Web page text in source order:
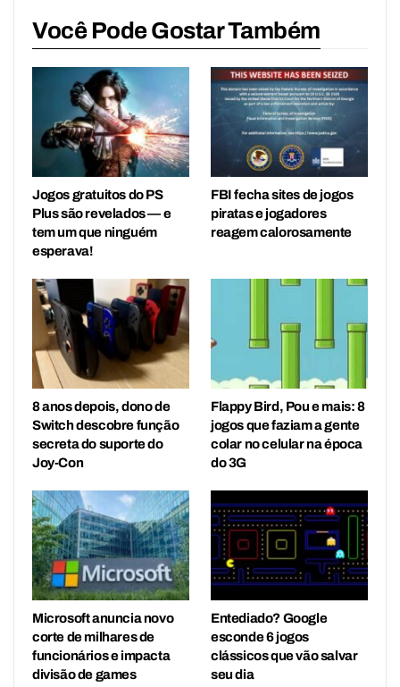
Você Pode Gostar Também
Jogos gratuitos do PS
Plus são revelados — e
tem um que ninguém
esperava!
FBI fecha sites de jogos
piratas e jogadores
reagem calorosamente
8 anos depois, dono de
Switch descobre função
secreta do suporte do
Joy-Con
Flappy Bird, Pou e mais: 8
jogos que faziam a gente
colar no celular na época
do 3G
Microsoft anuncia novo
corte de milhares de
funcionários e impacta
divisão de games
Entediado? Google
esconde 6 jogos
clássicos que vão salvar
seu dia